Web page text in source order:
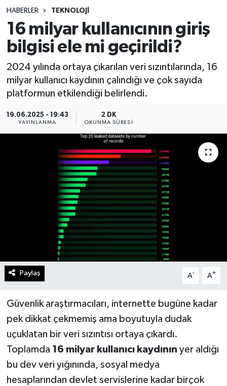
HABERLER TEKNOLOJI
16 milyar kullanıcının giriş
bilgisi ele mi geçirildi?
2024 yılında ortaya çıkarılan veri sızıntılarında, 16
milyar kullanıcı kaydının çalındığı ve çok sayıda
platformun etkilendiği belirlendi.
19.06.2025 - 19:43
YAYINLANMA
2 DK
OKUNMA SÜRESI
Paylaş A- A+
Güvenlik araştırmacıları, internette bugüne kadar
pek dikkat çekmemiş ama boyutuyla dudak
uçuklatan bir veri sızıntısı ortaya çıkardı.
Toplamda 16 milyar kullanıcı kaydının yer aldığı
bu dev veri yığınında, sosyal medya
hesaplarından devlet servislerine kadar birçok
Spor
Teknoloji
Yaşam